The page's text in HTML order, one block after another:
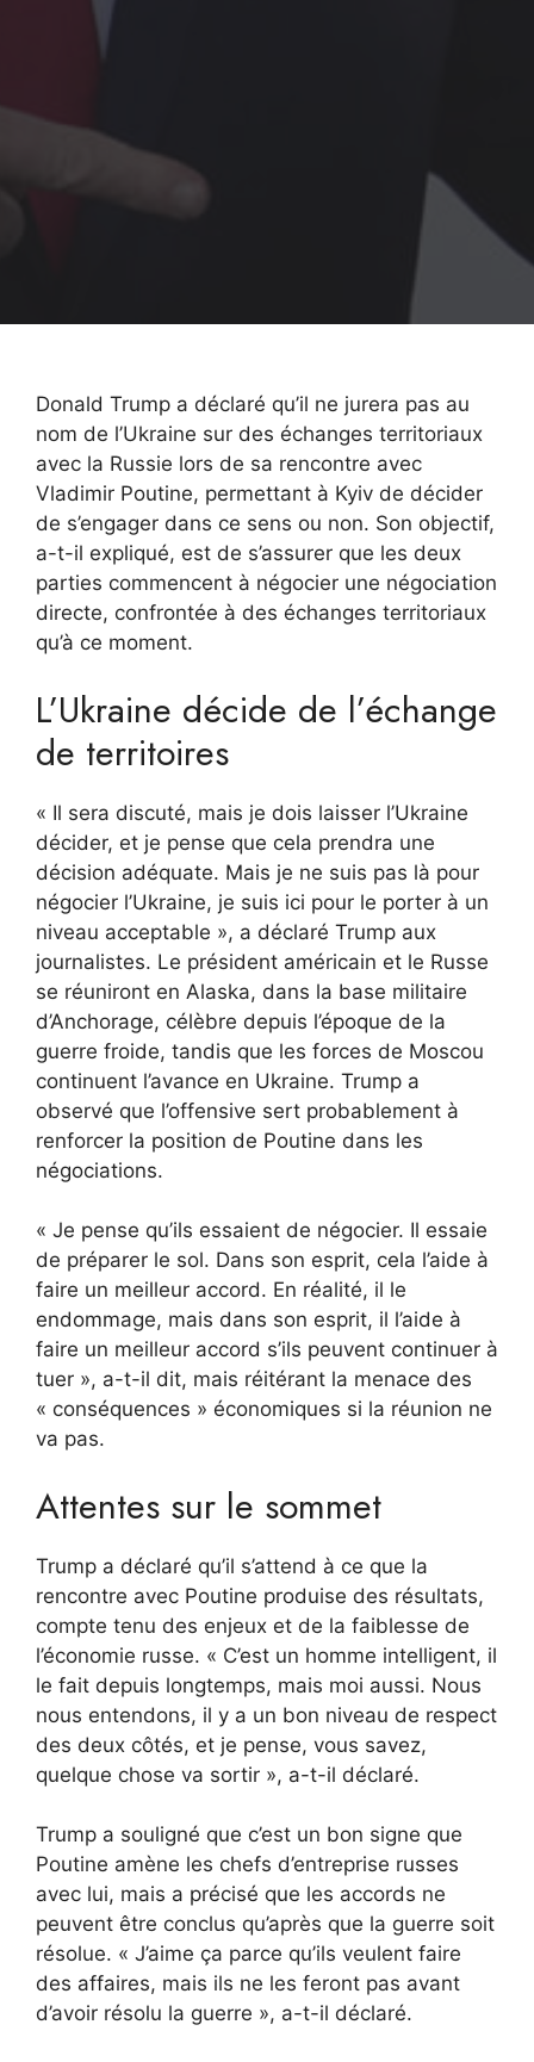
Donald Trump a déclaré qu’il ne jurera pas au
nom de l’Ukraine sur des échanges territoriaux
avec la Russie lors de sa rencontre avec
Vladimir Poutine, permettant à Kyiv de décider
de s’engager dans ce sens ou non. Son objectif,
a-t-il expliqué, est de s’assurer que les deux
parties commencent à négocier une négociation
directe, confrontée à des échanges territoriaux
qu’à ce moment.
L’Ukraine décide de l’échange
de territoires
« Il sera discuté, mais je dois laisser l’Ukraine
décider, et je pense que cela prendra une
décision adéquate. Mais je ne suis pas là pour
négocier l’Ukraine, je suis ici pour le porter à un
niveau acceptable », a déclaré Trump aux
journalistes. Le président américain et le Russe
se réuniront en Alaska, dans la base militaire
d’Anchorage, célèbre depuis l’époque de la
guerre froide, tandis que les forces de Moscou
continuent l’avance en Ukraine. Trump a
observé que l’offensive sert probablement à
renforcer la position de Poutine dans les
négociations.
« Je pense qu’ils essaient de négocier. Il essaie
de préparer le sol. Dans son esprit, cela l’aide à
faire un meilleur accord. En réalité, il le
endommage, mais dans son esprit, il l’aide à
faire un meilleur accord s’ils peuvent continuer à
tuer », a-t-il dit, mais réitérant la menace des
« conséquences » économiques si la réunion ne
va pas.
Attentes sur le sommet
Trump a déclaré qu’il s’attend à ce que la
rencontre avec Poutine produise des résultats,
compte tenu des enjeux et de la faiblesse de
l’économie russe. « C’est un homme intelligent, il
le fait depuis longtemps, mais moi aussi. Nous
nous entendons, il y a un bon niveau de respect
des deux côtés, et je pense, vous savez,
quelque chose va sortir », a-t-il déclaré.
Trump a souligné que c’est un bon signe que
Poutine amène les chefs d’entreprise russes
avec lui, mais a précisé que les accords ne
peuvent être conclus qu’après que la guerre soit
résolue. « J’aime ça parce qu’ils veulent faire
des affaires, mais ils ne les feront pas avant
d’avoir résolu la guerre », a-t-il déclaré.